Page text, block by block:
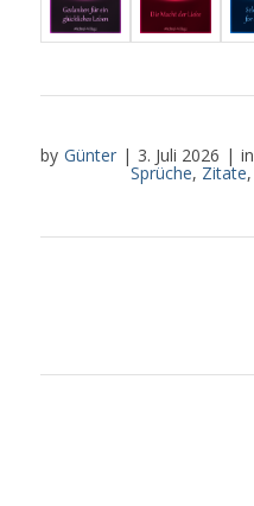
by Günter | 3. Juli 2026 | in
Sprüche, Zitate,